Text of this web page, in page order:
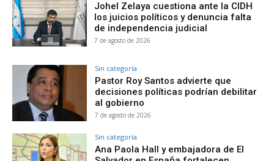
Johel Zelaya cuestiona ante la CIDH
los juicios políticos y denuncia falta
de independencia judicial
7 de agosto de 2026
Sin categoría
Pastor Roy Santos advierte que
decisiones políticas podrían debilitar
al gobierno
7 de agosto de 2026
Sin categoría
Ana Paola Hall y embajadora de El